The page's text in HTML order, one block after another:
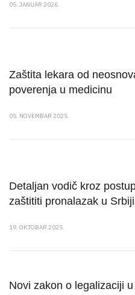
05. JANUAR 2026.
Zaštita lekara od
poverenja u medicinu
05. NOVEMBAR 2025.
Detaljan vodič kroz
zaštititi pronalazak u Srbiji
19. OKTOBAR 2025.
Novi zakon o legalizaciji